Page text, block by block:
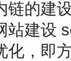
的建设
站建设
化，即